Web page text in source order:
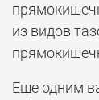
из видов
Еще одним